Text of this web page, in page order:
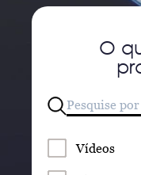
O
Vídeos